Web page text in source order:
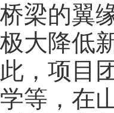
桥梁的翼
极大降低
此，项目
学等，在